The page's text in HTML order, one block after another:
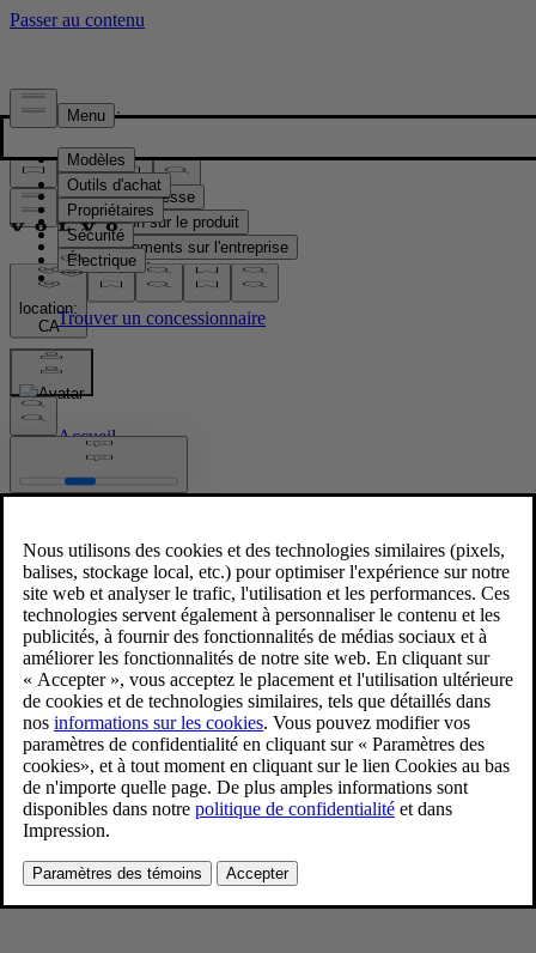
Presse & Médias
Matériel de presse
Information sur le produit
Renseignements sur l'entreprise
Contacts médias
location:
CA
Images
Accueil
Images
Volvo EX60
1/21/2026
Favoris
Partager
Télécharger
Extérieur
Pour consulter toute l’information sur les droits d’auteur, cliquez ici